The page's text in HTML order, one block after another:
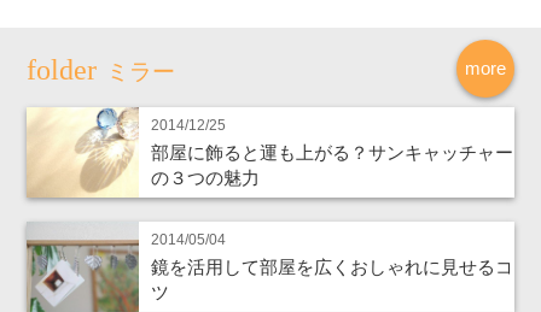
more
ミラー
2014/12/25
部屋に飾ると運も上がる？サンキャッチャー
の３つの魅力
2014/05/04
鏡を活用して部屋を広くおしゃれに見せるコ
ツ